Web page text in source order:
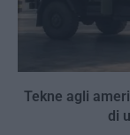
Tekne agli
di